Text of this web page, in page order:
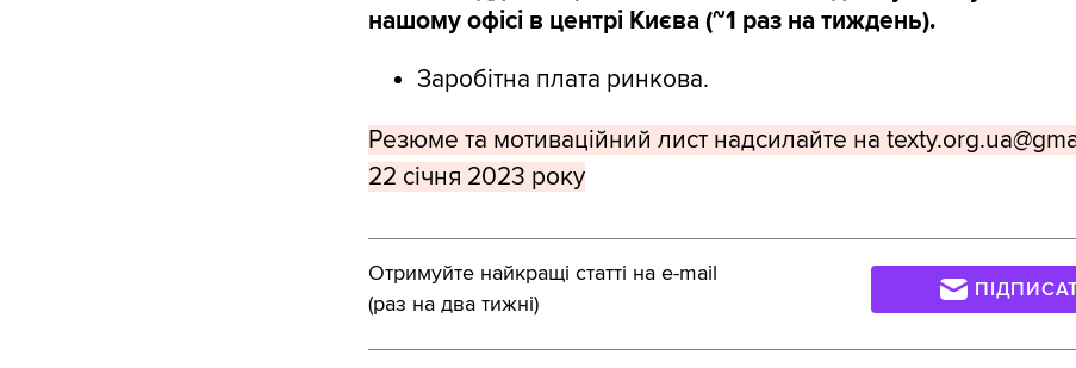
нашому офісі в центрі Києва (~1 раз на тиждень).
Заробітна плата ринкова.
Резюме та мотиваційний лист надсилайте на
22 січня 2023 року
Отримуйте найкращі статті на e-mail
(раз на два тижні)